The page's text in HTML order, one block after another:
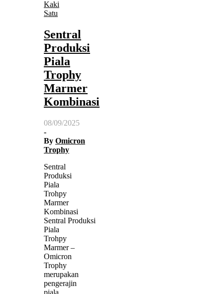
Kaki
Satu
Sentral
Produksi
Piala
Trophy
Marmer
Kombinasi
08/09/2025
-
By Omicron
Trophy
Sentral
Produksi
Piala
Trohpy
Marmer
Kombinasi
Sentral Produksi
Piala
Trohpy
Marmer –
Omicron
Trophy
merupakan
pengerajin